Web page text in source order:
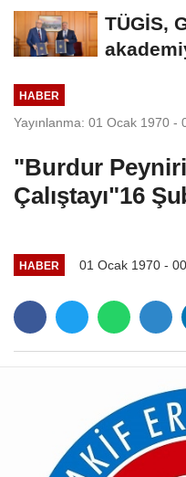
TÜGİS,
HABER
Yayınlanma: 01 Ocak 1970 -
"Burdur
Çalıştayı"16
HABER 01 Ocak 1970 -